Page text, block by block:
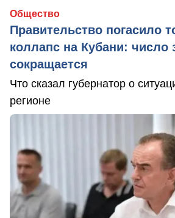
Общество
Правительство погасило
коллапс на Кубани:
сокращается
Что сказал губернатор о
регионе